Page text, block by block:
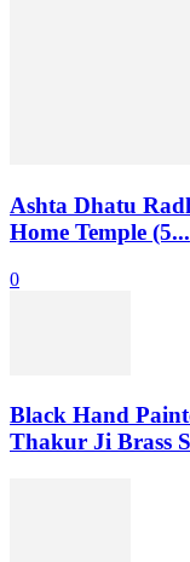
Ashta Dhatu
Home Temple (5...
0
Black Hand
Thakur Ji Brass